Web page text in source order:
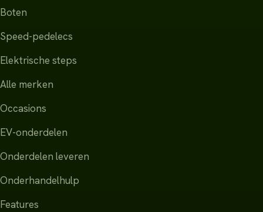
Boten
Speed-pedelecs
Elektrische steps
Alle merken
Occasions
EV-onderdelen
Onderdelen leveren
Onderhandelhulp
Features